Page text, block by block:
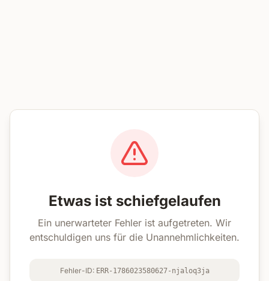
Etwas ist schiefgelaufen
Ein unerwarteter Fehler ist aufgetreten. Wir
entschuldigen uns für die Unannehmlichkeiten.
Fehler-ID: ERR-1786023580627-njaloq3ja